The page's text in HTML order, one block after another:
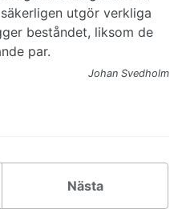
utgör verkliga
beståndet, liksom de
par.
Johan Svedholm
Nästa